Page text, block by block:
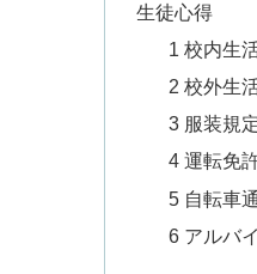
生徒心得
1 校内生
2 校外生
3 服装規
4 運転免
5 自転車
6 アルバ